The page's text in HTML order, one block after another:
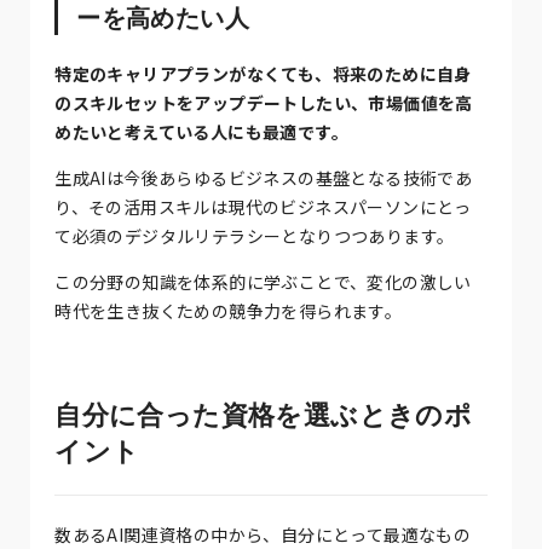
ーを高めたい人
特定のキャリアプランがなくても、将来のために自身
のスキルセットをアップデートしたい、市場価値を高
めたいと考えている人にも最適です。
生成AIは今後あらゆるビジネスの基盤となる技術であ
り、その活用スキルは現代のビジネスパーソンにとっ
て必須のデジタルリテラシーとなりつつあります。
この分野の知識を体系的に学ぶことで、変化の激しい
時代を生き抜くための競争力を得られます。
自分に合った資格を選ぶときのポ
イント
数あるAI関連資格の中から、自分にとって最適なもの